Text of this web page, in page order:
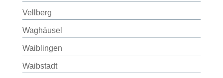
Vellberg
Waghäusel
Waiblingen
Waibstadt